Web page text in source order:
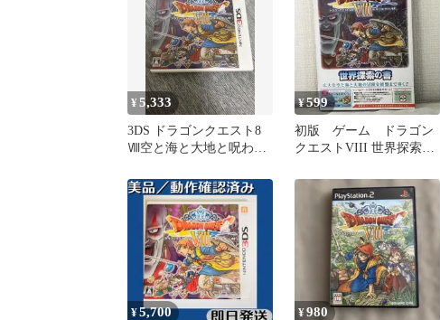
¥5,333
3DS ドラゴンクエスト8
Ⅷ空と海と大地と呪われ
¥599
初版 ゲーム ドラゴン
クエストVIII 世界探索の
略本
¥5,700 ¥980